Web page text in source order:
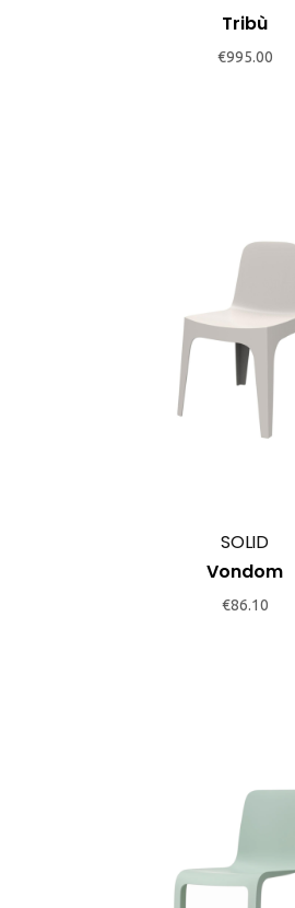
Tribù
€995.00
SOLID
Vondom
€86.10